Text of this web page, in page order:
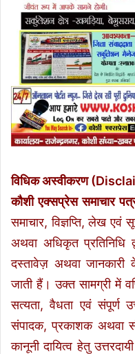
विधिक अस्वीकरण
कौशी एक्सप्रेस समाचार
समाचार, विज्ञप्ति, लेख
अथवा अधिकृत प्रतिनिधि
दस्तावेज़ अथवा जानकारी
जाती हैं। उक्त सामग्री में
सत्यता, वैधता एवं संपूर्ण
संपादक, प्रकाशक अथवा
कानूनी दायित्व हेतु